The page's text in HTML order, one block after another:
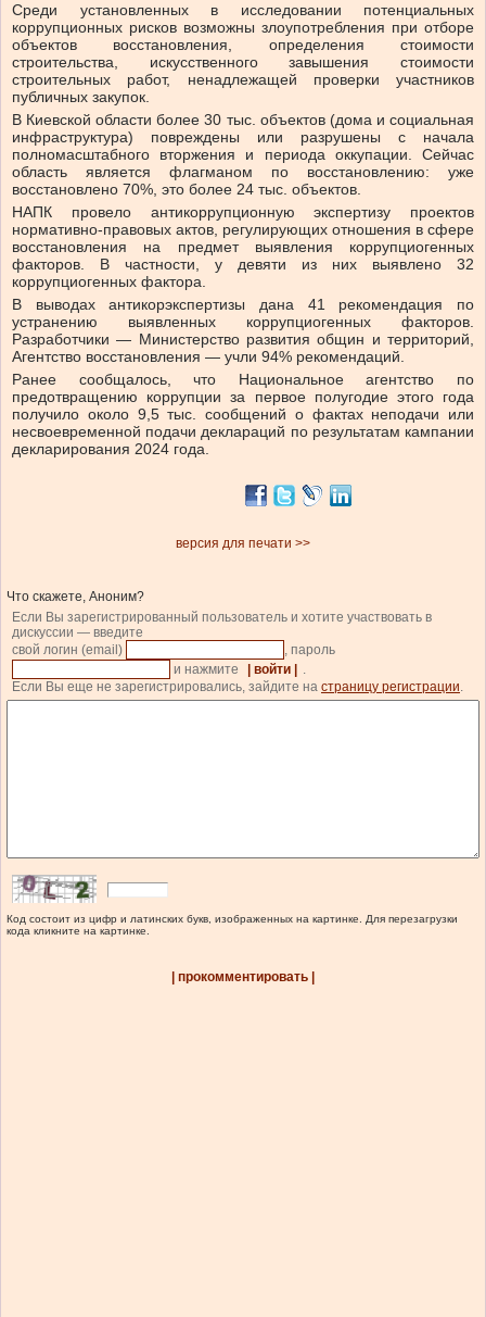
Среди установленных в исследовании потенциальных
коррупционных рисков возможны злоупотребления при отборе
объектов восстановления, определения стоимости
строительства, искусственного завышения стоимости
строительных работ, ненадлежащей проверки участников
публичных закупок.
В Киевской области более 30 тыс. объектов (дома и социальная
инфраструктура) повреждены или разрушены с начала
полномасштабного вторжения и периода оккупации. Сейчас
область является флагманом по восстановлению: уже
восстановлено 70%, это более 24 тыс. объектов.
НАПК провело антикоррупционную экспертизу проектов
нормативно-правовых актов, регулирующих отношения в сфере
восстановления на предмет выявления коррупциогенных
факторов. В частности, у девяти из них выявлено 32
коррупциогенных фактора.
В выводах антикорэкспертизы дана 41 рекомендация по
устранению выявленных коррупциогенных факторов.
Разработчики — Министерство развития общин и территорий,
Агентство восстановления — учли 94% рекомендаций.
Ранее сообщалось, что Национальное агентство по
предотвращению коррупции за первое полугодие этого года
получило около 9,5 тыс. сообщений о фактах неподачи или
несвоевременной подачи деклараций по результатам кампании
декларирования 2024 года.
версия для печати >>
Что скажете, Аноним?
Если Вы зарегистрированный пользователь и хотите участвовать в
дискуссии — введите
свой логин (email)
, пароль
и нажмите
| войти |
.
Если Вы еще не зарегистрировались, зайдите на страницу регистрации.
Код состоит из цифр и латинских букв, изображенных на картинке. Для перезагрузки
кода кликните на картинке.
| прокомментировать |